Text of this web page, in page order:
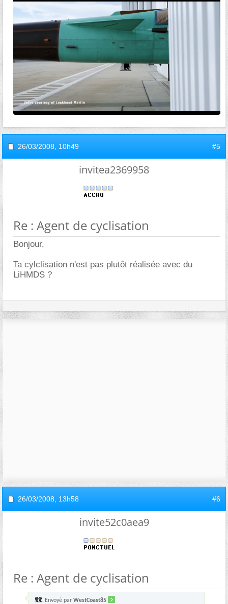
26/03/2008, 10h49 #5
invitea2369958
Re : Agent de cyclisation
Bonjour,
Ta cylclisation n'est pas plutôt réalisée avec du
LiHMDS ?
26/03/2008, 13h58 #6
invite52c0aea9
Re : Agent de cyclisation
Envoyé par WestCoast85